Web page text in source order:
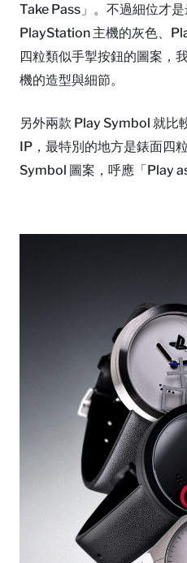
Take Pass」。不過細位才
PlayStation 主機的灰色、
四粒類似手掣按鈕的圖案，
機的造型與細節。
另外兩款 Play Symbol 就比
IP，最特別的地方是錶面四
Symbol 圖案，呼應「Play